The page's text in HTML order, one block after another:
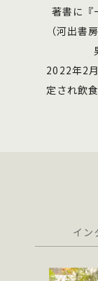
著書に『
（河出書
2022年2
定され飲
イン